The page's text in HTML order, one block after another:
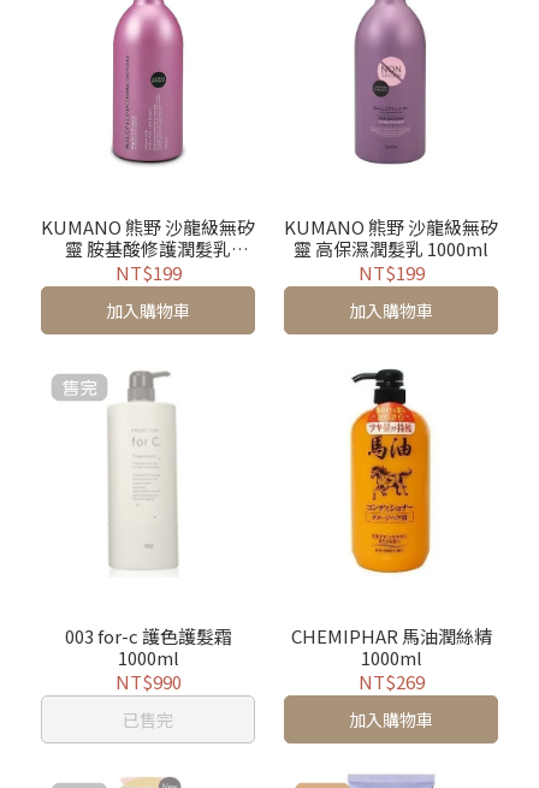
KUMANO 熊野 沙龍級無矽
靈 胺基酸修護潤髮乳
1000ml
NT$199
加入購物車
KUMANO 熊野 沙龍級無矽
靈 高保濕潤髮乳 1000ml
NT$199
加入購物車
003 for-c 護色護髮霜
1000ml
NT$990
已售完
CHEMIPHAR 馬油潤絲精
1000ml
NT$269
加入購物車